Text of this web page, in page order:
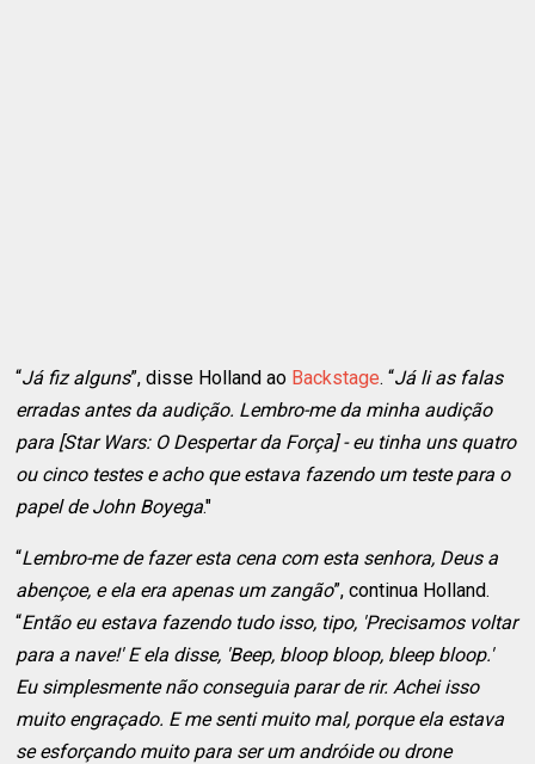
“Já fiz alguns”, disse Holland ao Backstage. “Já li as falas
erradas antes da audição. Lembro-me da minha audição
para [Star Wars: O Despertar da Força] - eu tinha uns quatro
ou cinco testes e acho que estava fazendo um teste para o
papel de John Boyega."
“Lembro-me de fazer esta cena com esta senhora, Deus a
abençoe, e ela era apenas um zangão”, continua Holland.
“Então eu estava fazendo tudo isso, tipo, 'Precisamos voltar
para a nave!' E ela disse, 'Beep, bloop bloop, bleep bloop.'
Eu simplesmente não conseguia parar de rir. Achei isso
muito engraçado. E me senti muito mal, porque ela estava
se esforçando muito para ser um andróide ou drone